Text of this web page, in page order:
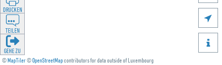
©MapTiler©OpenStreetMapcontributors for data outside of Luxembourg


DRUCKEN
TEILEN
GEHE ZU